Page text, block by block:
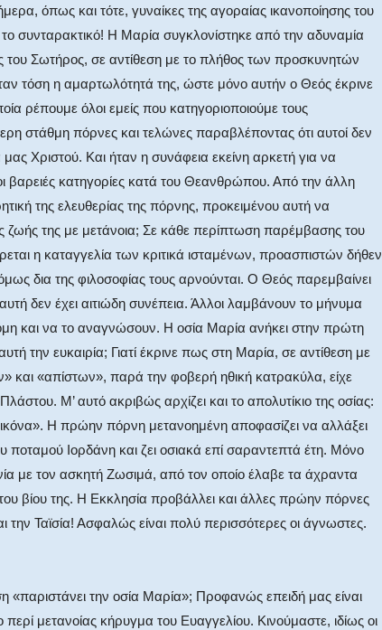
όπως και τότε, γυναίκες της αγοραίας ικανοποίησης του
συνταρακτικό! Η Μαρία συγκλονίστηκε από την αδυναμία
του Σωτήρος, σε αντίθεση με το πλήθος των προσκυνητών
τόση η αμαρτωλότητά της, ώστε μόνο αυτήν ο Θεός έκρινε
ρέπουμε όλοι εμείς που κατηγοριοποιούμε τους
στάθμη πόρνες και τελώνες παραβλέποντας ότι αυτοί δεν
Χριστού. Και ήταν η συνάφεια εκείνη αρκετή για να
βαρειές κατηγορίες κατά του Θεανθρώπου. Από την άλλη
της ελευθερίας της πόρνης, προκειμένου αυτή να
ζωής της με μετάνοια; Σε κάθε περίπτωση παρέμβασης του
η καταγγελία των κριτικά ισταμένων, προασπιστών δήθεν
δια της φιλοσοφίας τους αρνούνται. Ο Θεός παρεμβαίνει
δεν έχει αιτιώδη συνέπεια. Άλλοι λαμβάνουν το μήνυμα
και να το αναγνώσουν. Η οσία Μαρία ανήκει στην πρώτη
την ευκαιρία; Γιατί έκρινε πως στη Μαρία, σε αντίθεση με
και «απίστων», παρά την φοβερή ηθική κατρακύλα, είχε
Μ’ αυτό ακριβώς αρχίζει και το απολυτίκιο της οσίας:
Η πρώην πόρνη μετανοημένη αποφασίζει να αλλάξει
ποταμού Ιορδάνη και ζει οσιακά επί σαραντεπτά έτη. Μόνο
με τον ασκητή Ζωσιμά, από τον οποίο έλαβε τα άχραντα
βίου της. Η Εκκλησία προβάλλει και άλλες πρώην πόρνες
την Ταϊσία! Ασφαλώς είναι πολύ περισσότερες οι άγνωστες.
«παριστάνει την οσία Μαρία»; Προφανώς επειδή μας είναι
μετανοίας κήρυγμα του Ευαγγελίου. Κινούμαστε, ιδίως οι